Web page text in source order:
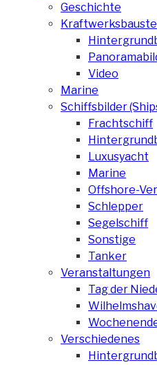
Geschichte
Video
Marine
Schiffsbilder
Frachtschiff
Luxusyacht
Marine
Offshore-
Schlepper
Segelschiff
Sonstige
Tanker
Veranstaltungen
Tag der
Verschiedenes